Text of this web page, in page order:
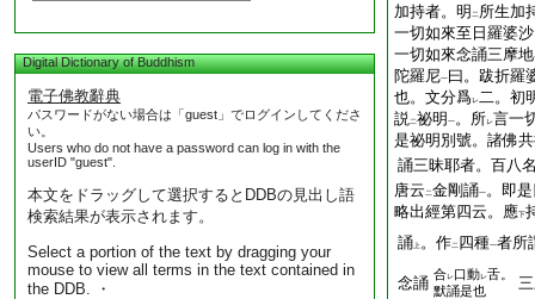
Digital Dictionary of Buddhism
電子佛教辭典
パスワードがない場合は「guest」でログインしてくださ
い。
Users who do not have a password can log in with the
userID "guest".
本文をドラッグして選択するとDDBの見出し語
検索結果が表示されます。
Select a portion of the text by dragging your
mouse to view all terms in the text contained in
the DDB. ・
加持者。明 二 所生加
一切如來至日羅婆
一切如來念誦三摩地
陀羅尼一曰。跋折羅
也。文分爲レ二。初
説二祕明 一。所レ言一
是祕明別號。諸佛
誦三昧耶者。百八
唐云 二金剛誦一。即
略出經第四云。應下
誦 上 。作二 四種一者所
念誦 合レ口動レ舌。
默誦是也